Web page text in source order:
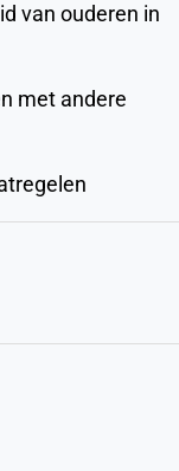
van ouderen in
met andere